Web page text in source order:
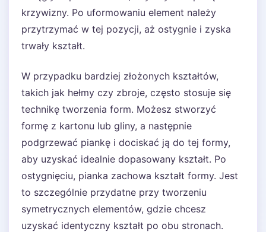
krzywizny. Po uformowaniu element należy
przytrzymać w tej pozycji, aż ostygnie i zyska
trwały kształt.
W przypadku bardziej złożonych kształtów,
takich jak hełmy czy zbroje, często stosuje się
technikę tworzenia form. Możesz stworzyć
formę z kartonu lub gliny, a następnie
podgrzewać piankę i dociskać ją do tej formy,
aby uzyskać idealnie dopasowany kształt. Po
ostygnięciu, pianka zachowa kształt formy. Jest
to szczególnie przydatne przy tworzeniu
symetrycznych elementów, gdzie chcesz
uzyskać identyczny kształt po obu stronach.